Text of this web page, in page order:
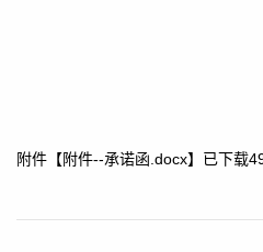
附件【附件--承诺函.docx】已下载